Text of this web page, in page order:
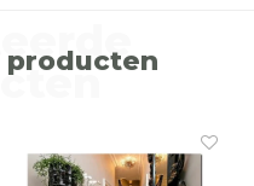
producten